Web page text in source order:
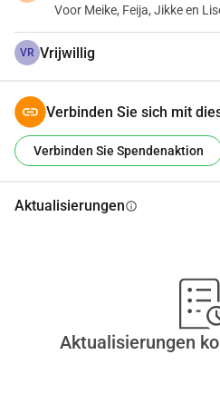
Voor Meike, Feija, Jikke en
VR Vrijwillig
Verbinden Sie sich mit
Verbinden Sie Spendenaktion
Aktualisierungeninfo
Aktualisierungen